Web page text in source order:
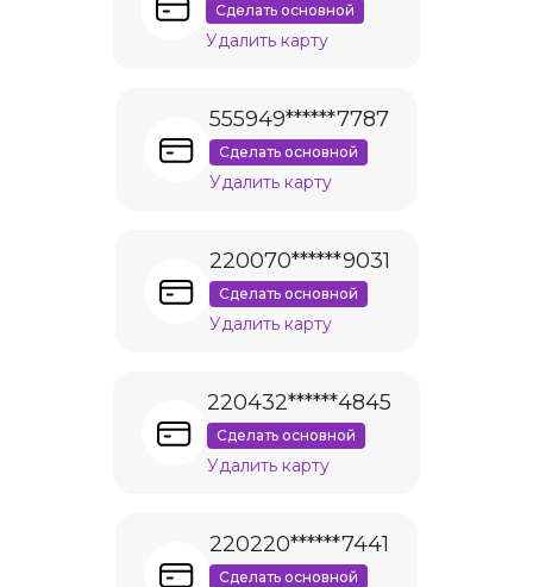
Сделать основной
Удалить карту
555949******7787
Сделать основной
Удалить карту
220070******9031
Сделать основной
Удалить карту
220432******4845
Сделать основной
Удалить карту
220220******7441
Сделать основной